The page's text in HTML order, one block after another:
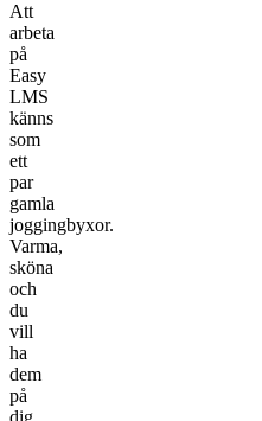
Att
arbeta
på
Easy
LMS
känns
som
ett
par
gamla
joggingbyxor.
Varma,
sköna
och
du
vill
ha
dem
på